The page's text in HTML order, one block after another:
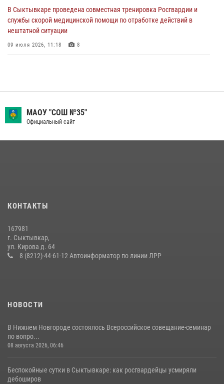
28 июля 2026, 15:09 12
В Сыктывкаре проведена совместная тренировка Росгвардии и
службы скорой медицинской помощи по отработке действий в
нештатной ситуации
09 июля 2026, 11:18 8
В Коми росгвардейцы поздравили с юбилеем директора филиала
ВГТРК «Коми Гор» Юлию Чубову
В Усть-Вымском районе росгвардейцы задержала необычного
14 июля 2026, 11:49
В Коми за неделю росгвардейцы изъяли 44 единицы охотничьего
МАОУ "СОШ №35"
Официальный сайт
КОНТАКТЫ
167981
г. Сыктывкар,
ул. Кирова д. 64
8 (8212)-44-61-12 Автоинформатор по линии ЛРР
НОВОСТИ
В Нижнем Новгороде состоялось Всероссийское совещание-семинар
по вопро...
08 августа 2026, 06:46
Беспокойные сутки в Сыктывкаре: как росгвардейцы усмиряли
дебоширов